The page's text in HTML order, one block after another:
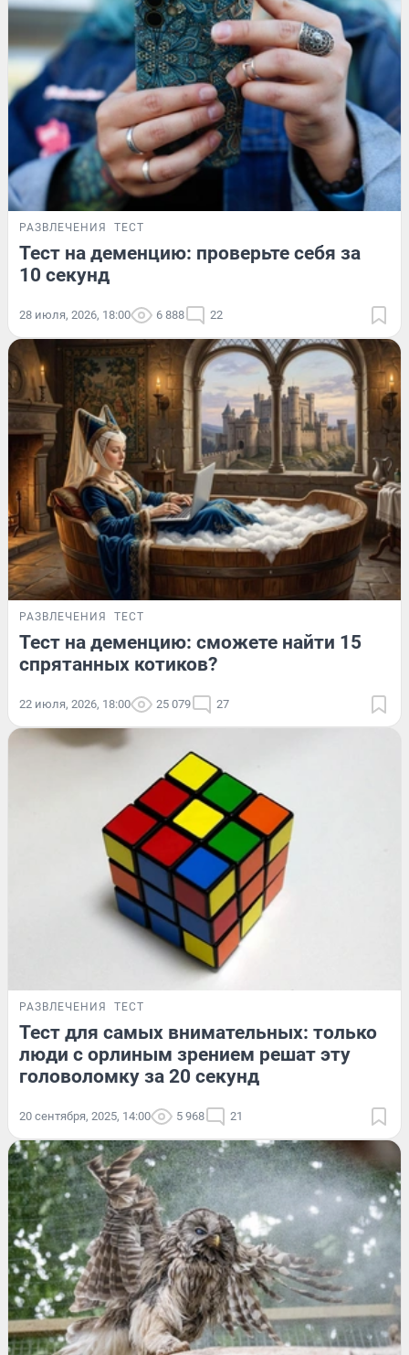
РАЗВЛЕЧЕНИЯ ТЕСТ
Тест на деменцию: проверьте себя за
10 секунд
28 июля, 2026, 18:00 6 888 22
РАЗВЛЕЧЕНИЯ ТЕСТ
Тест на деменцию: сможете найти 15
спрятанных котиков?
22 июля, 2026, 18:00 25 079 27
РАЗВЛЕЧЕНИЯ ТЕСТ
Тест для самых внимательных: только
люди с орлиным зрением решат эту
головоломку за 20 секунд
20 сентября, 2025, 14:00 5 968 21